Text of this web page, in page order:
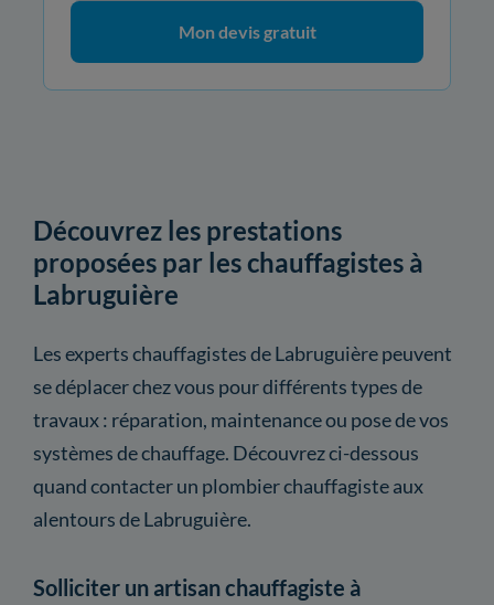
Mon devis gratuit
Découvrez les prestations
proposées par les chauffagistes à
Labruguière
Les experts chauffagistes de Labruguière peuvent
se déplacer chez vous pour différents types de
travaux : réparation, maintenance ou pose de vos
systèmes de chauffage. Découvrez ci-dessous
quand contacter un plombier chauffagiste aux
alentours de Labruguière.
Solliciter un artisan chauffagiste à